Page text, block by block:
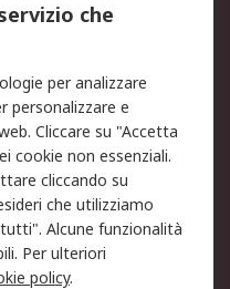
Informativa Privacy -
Aggiornata
Termini d'uso
Condizioni generali di
servizio
che
per analizzare
personalizzare e
Cliccare su "Accetta
cookie non essenziali.
cliccando su
che utilizziamo
Alcune funzionalità
Per ulteriori
policy.